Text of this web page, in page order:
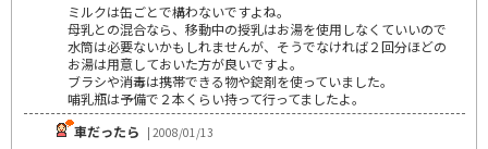
ミルクは缶ごとで構わないですよね。
母乳との混合なら、移動中の授乳はお湯を使用しなくていいので
水筒は必要ないかもしれませんが、そうでなければ２回分ほどの
お湯は用意しておいた方が良いですよ。
ブラシや消毒は携帯できる物や錠剤を使っていました。
哺乳瓶は予備で２本くらい持って行ってましたよ。
車だったら | 2008/01/13